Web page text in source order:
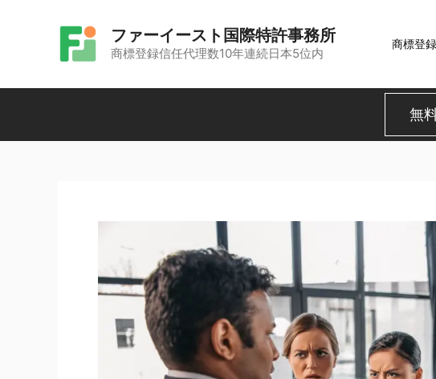
ン
へ
ファーイースト国際特許事務所
商標登録信任代理数10年連続日本5位内
商標登
無